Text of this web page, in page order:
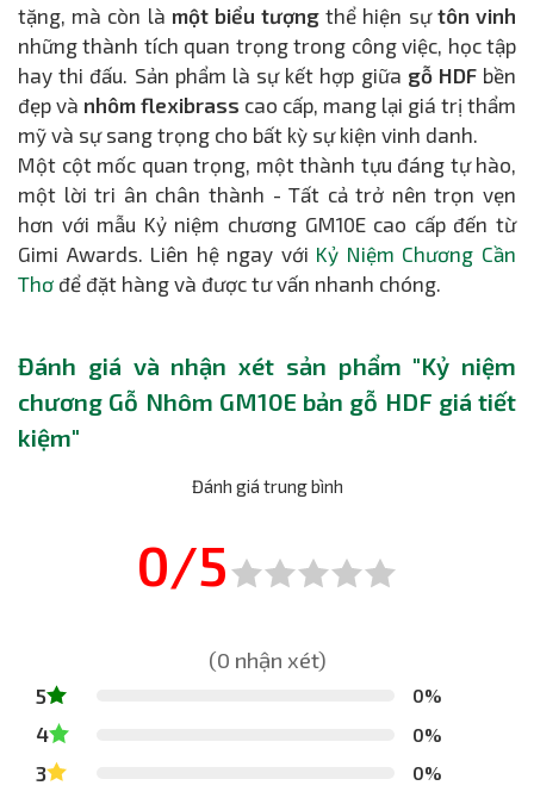
tặng, mà còn là một biểu tượng thể hiện sự tôn vinh
những thành tích quan trọng trong công việc, học tập
hay thi đấu. Sản phẩm là sự kết hợp giữa gỗ HDFbền
đẹp và nhôm flexibrass cao cấp, mang lại giá trị thẩm
mỹ và sự sang trọng cho bất kỳ sự kiện vinh danh.
Một cột mốc quan trọng, một thành tựu đáng tự hào,
một lời tri ân chân thành - Tất cả trở nên trọn vẹn
hơn với mẫu Kỷ niệm chương GM10E cao cấp đến từ
Gimi Awards. Liên hệ ngay với Kỷ Niệm Chương Cần
Thơ để đặt hàng và được tư vấn nhanh chóng.
Đánh giá và nhận xét sản phẩm "Kỷ niệm
chương Gỗ Nhôm GM10E bản gỗ HDF giá tiết
kiệm"
Đánh giá trung bình
0/5
(0 nhận xét)
5 0%
4 0%
3 0%